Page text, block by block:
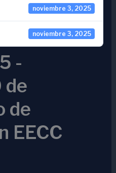
noviembre 3, 2025
noviembre 3, 2025
-
de
de
EECC